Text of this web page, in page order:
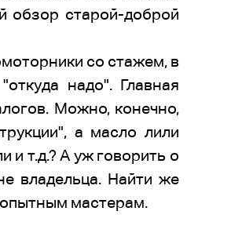
обзор старой-доброй
со стажем, в
надо". Главная
Можно, конечно,
а масло лили
т.д.? А уж говорить о
владельца. Найти же
мастерам.